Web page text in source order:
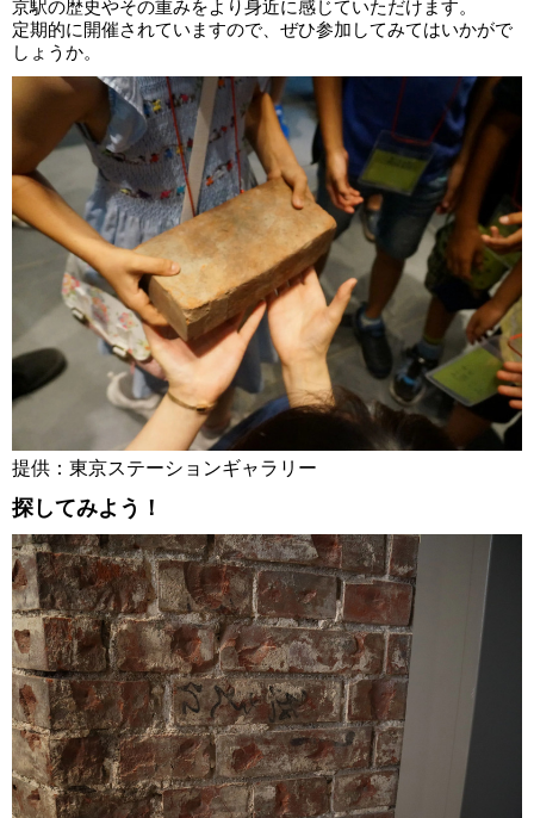
京駅の歴史やその重みをより身近に感じていただけます。
定期的に開催されていますので、ぜひ参加してみてはいかがで
しょうか。
提供：東京ステーションギャラリー
探してみよう！